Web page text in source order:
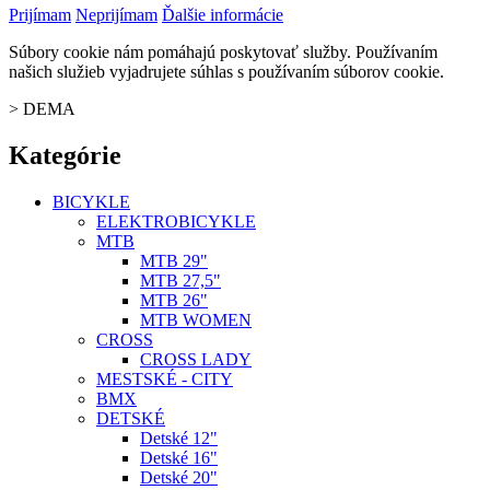
Prijímam Neprijímam Ďalšie informácie
Súbory cookie nám pomáhajú poskytovať služby. Používaním
našich služieb vyjadrujete súhlas s používaním súborov cookie.
> DEMA
Kategórie
BICYKLE
ELEKTROBICYKLE
MTB
MTB 29"
MTB 27,5"
MTB 26"
MTB WOMEN
CROSS
CROSS LADY
MESTSKÉ - CITY
BMX
DETSKÉ
Detské 12"
Detské 16"
Detské 20"